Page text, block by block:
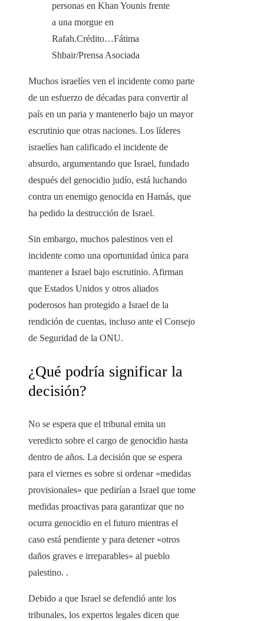
personas en Khan Younis frente
a una morgue en
Rafah.Crédito…Fátima
Shbair/Prensa Asociada
Muchos israelíes ven el incidente como parte
de un esfuerzo de décadas para convertir al
país en un paria y mantenerlo bajo un mayor
escrutinio que otras naciones. Los líderes
israelíes han calificado el incidente de
absurdo, argumentando que Israel, fundado
después del genocidio judío, está luchando
contra un enemigo genocida en Hamás, que
ha pedido la destrucción de Israel.
Sin embargo, muchos palestinos ven el
incidente como una oportunidad única para
mantener a Israel bajo escrutinio. Afirman
que Estados Unidos y otros aliados
poderosos han protegido a Israel de la
rendición de cuentas, incluso ante el Consejo
de Seguridad de la ONU.
¿Qué podría significar la
decisión?
No se espera que el tribunal emita un
veredicto sobre el cargo de genocidio hasta
dentro de años. La decisión que se espera
para el viernes es sobre si ordenar «medidas
provisionales» que pedirían a Israel que tome
medidas proactivas para garantizar que no
ocurra genocidio en el futuro mientras el
caso está pendiente y para detener «otros
daños graves e irreparables» al pueblo
palestino. .
Debido a que Israel se defendió ante los
tribunales, los expertos legales dicen que